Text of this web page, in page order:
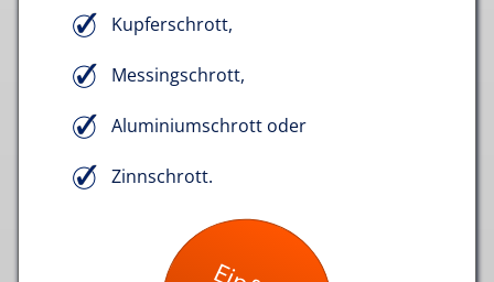
Kupferschrott,
Messingschrott,
Aluminiumschrott oder
Zinnschrott.